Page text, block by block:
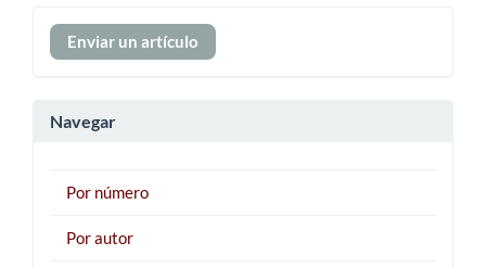
Enviar
un
Enviar un artículo
Navegar
Por número
Por autor